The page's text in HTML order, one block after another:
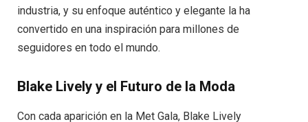
industria, y su enfoque auténtico y elegante la ha
convertido en una inspiración para millones de
seguidores en todo el mundo.
Blake Lively y el Futuro de la Moda
Con cada aparición en la Met Gala, Blake Lively